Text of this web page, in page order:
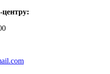
центру: